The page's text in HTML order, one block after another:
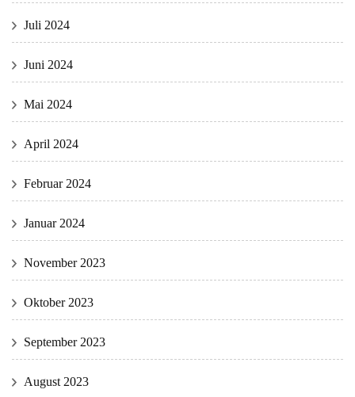
Juli 2024
Juni 2024
Mai 2024
April 2024
Februar 2024
Januar 2024
November 2023
Oktober 2023
September 2023
August 2023